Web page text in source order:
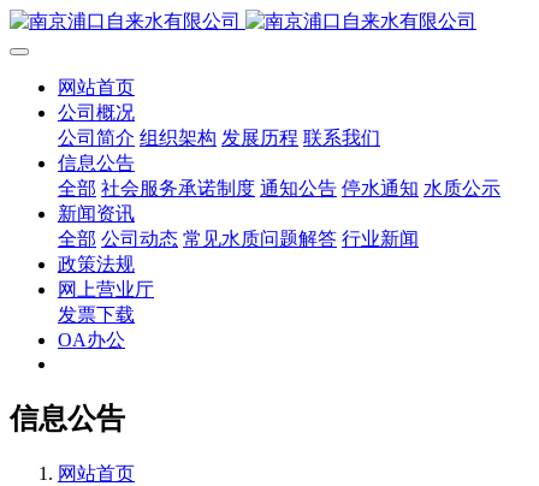
网站首页
公司概况
公司简介 组织架构 发展历程 联系我们
信息公告
全部 社会服务承诺制度 通知公告 停水通知 水质公示
新闻资讯
全部 公司动态 常见水质问题解答 行业新闻
政策法规
网上营业厅
发票下载
OA办公
信息公告
网站首页